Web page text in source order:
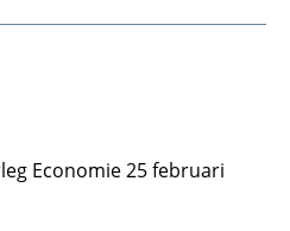
Economie 25 februari